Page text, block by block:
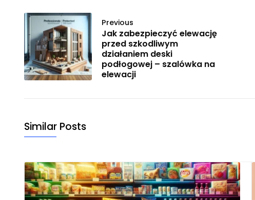
Previous
Jak zabezpieczyć elewację
przed szkodliwym
działaniem deski
podłogowej – szalówka na
elewacji
Similar Posts